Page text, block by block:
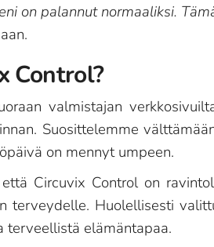
on palannut normaaliksi.
Control?
valmistajan
Suosittelemme
on mennyt umpeen.
Circuvix Control on
terveydelle. Huolellisesti
terveellistä elämäntapaa.